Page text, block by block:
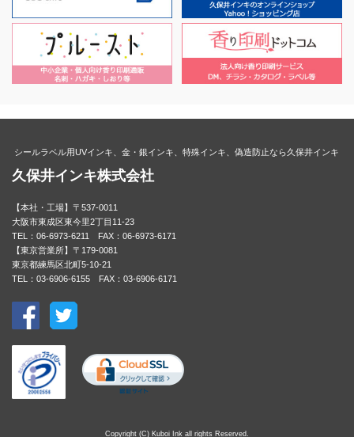
シールラベル用UVインキ、金・銀インキ、特殊インキ、偽造防止なら久保井インキ
久保井インキ株式会社
【本社・工場】〒537-0011
大阪市東成区東今里2丁目11-23
TEL：06-6973-6211 FAX：06-6973-6171
【東京営業所】〒179-0081
東京都練馬区北町5-10-21
TEL：03-6906-6155 FAX：03-6906-6171
Copyright (C) Kuboi Ink all rights Reserved.